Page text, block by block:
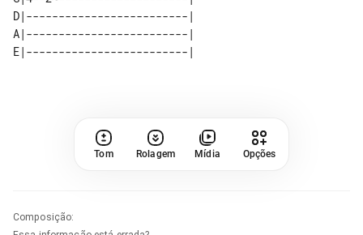
D|-------------------------|
A|-------------------------|
Tom Rolagem Mídia Opções
Composição: